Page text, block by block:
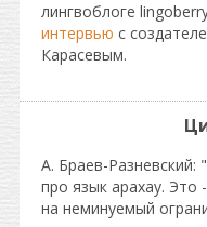
лингвоблоге
интервью с
Карасевым.
А. Браев-Разневский:
про язык арахау. Это
на неминуемый